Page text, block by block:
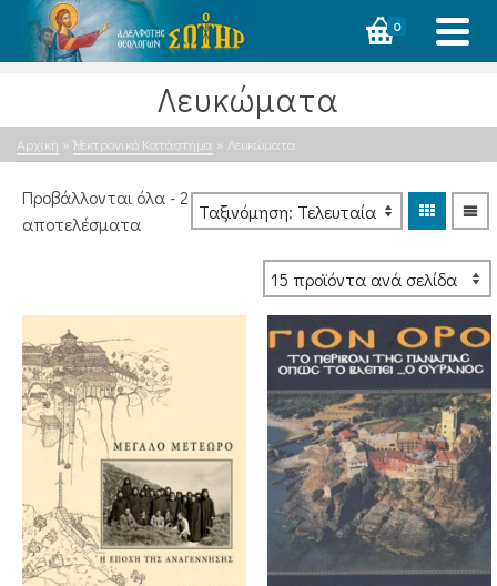
0
Λευκώματα
Αρχική » Ἠλεκτρονικό Κατάστημα » Λευκώματα
Προβάλλονται όλα - 2
αποτελέσματαSorted